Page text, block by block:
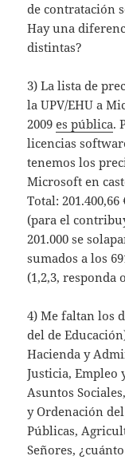
de contratación
Hay una
distintas?
3) La lista de
la UPV/EHU a
2009es pública.
licencias
tenemos los
Microsoft en
Total:
(para el
201.000 se
sumados a los
(1,2,3, responda
4) Me faltan los
del de
Hacienda y
Justicia, Empleo
Asuntos
y Ordenación
Públicas,
Señores,